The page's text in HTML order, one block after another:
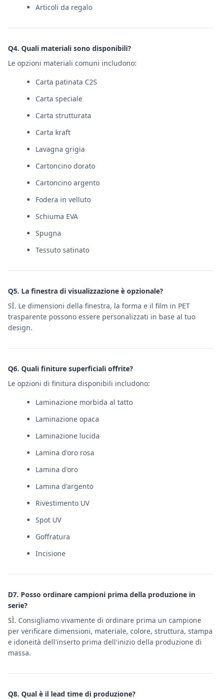
Articoli da regalo
Q4. Quali materiali sono disponibili?
Le opzioni materiali comuni includono:
Carta patinata C2S
Carta speciale
Carta strutturata
Carta kraft
Lavagna grigia
Cartoncino dorato
Cartoncino argento
Fodera in velluto
Schiuma EVA
Spugna
Tessuto satinato
Q5. La finestra di visualizzazione è opzionale?
SÌ. Le dimensioni della finestra, la forma e il film in PET
trasparente possono essere personalizzati in base al tuo
design.
Q6. Quali finiture superficiali offrite?
Le opzioni di finitura disponibili includono:
Laminazione morbida al tatto
Laminazione opaca
Laminazione lucida
Lamina d'oro rosa
Lamina d'oro
Lamina d'argento
Rivestimento UV
Spot UV
Goffratura
Incisione
D7. Posso ordinare campioni prima della produzione in
serie?
SÌ. Consigliamo vivamente di ordinare prima un campione
per verificare dimensioni, materiale, colore, struttura, stampa
e idoneità dell'inserto prima dell'inizio della produzione di
massa.
Q8. Qual è il lead time di produzione?